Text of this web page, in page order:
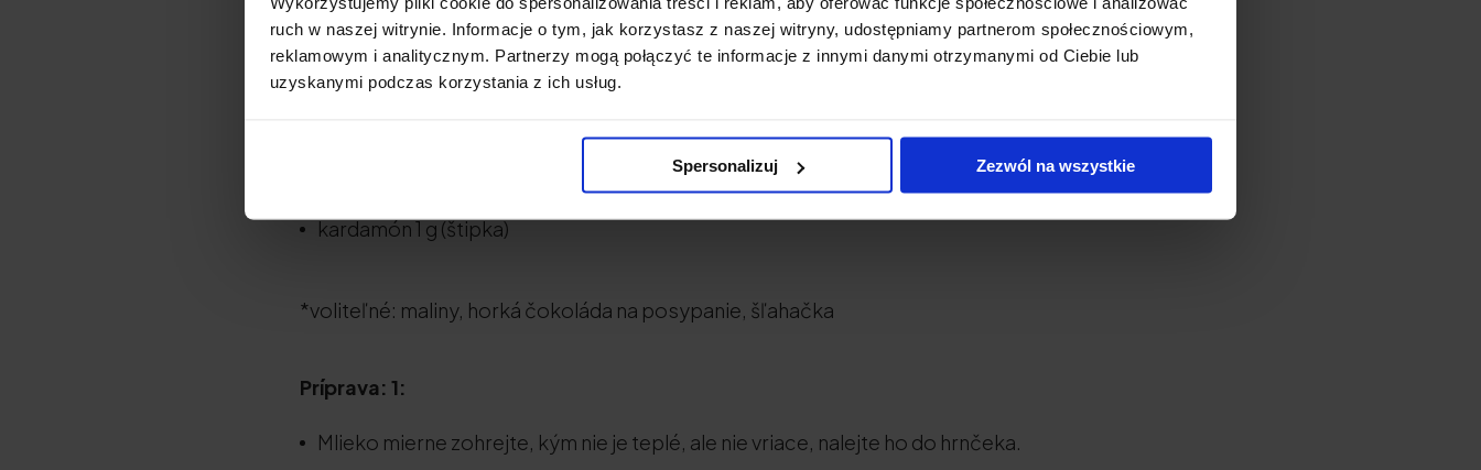
ruch w naszej witrynie. Informacje o tym, jak korzystasz z naszej witryny, udostępniamy partnerom społecznościowym,
reklamowym i analitycznym. Partnerzy mogą połączyć te informacje z innymi danymi otrzymanymi od Ciebie lub
uzyskanymi podczas korzystania z ich usług.
Spersonalizuj Zezwól na wszystkie
Zloženie: 1:
Natu.Care Premium Collagen 5000 mg, kakao
škorica 2,5 g (½ čajovej lyžičky)
kardamón 1 g (štipka)
*voliteľné: maliny, horká čokoláda na posypanie, šľahačka
Príprava: 1:
Mlieko mierne zohrejte, kým nie je teplé, ale nie vriace, nalejte ho do hrnčeka.